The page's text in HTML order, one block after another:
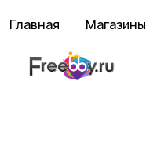
Главная Магазины